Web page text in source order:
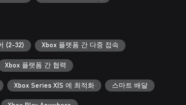
(2-32) Xbox 플랫폼 간 다중 접속
Xbox 플랫폼 간 협력
Xbox Series X|S 에 최적화 스마트 배달